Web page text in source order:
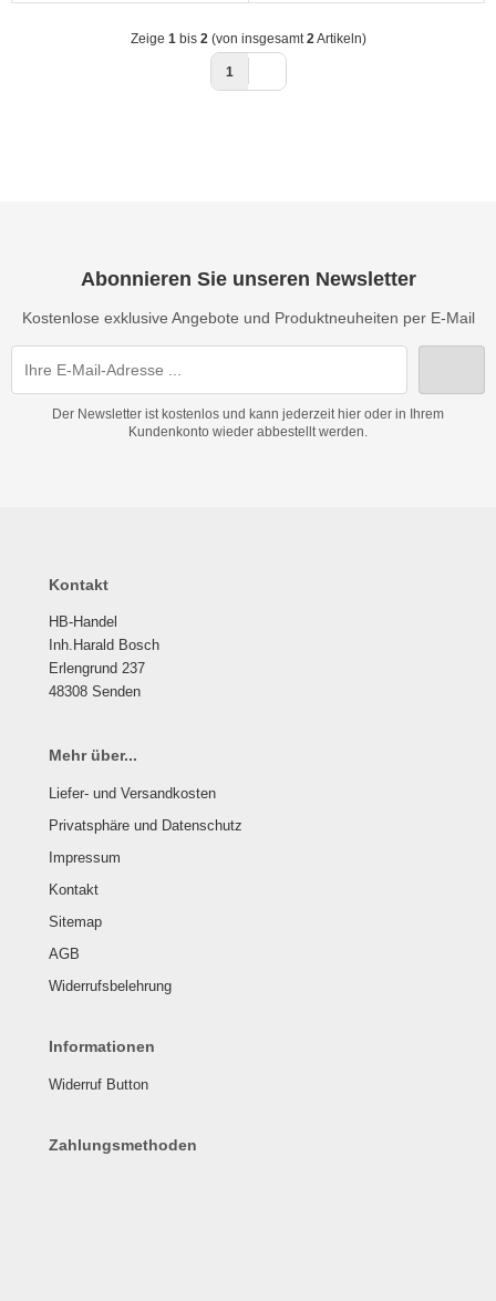
Zeige 1 bis 2 (von insgesamt 2 Artikeln)
1
Abonnieren Sie unseren Newsletter
Kostenlose exklusive Angebote und Produktneuheiten per E-Mail
Der Newsletter ist kostenlos und kann jederzeit hier oder in Ihrem
Kundenkonto wieder abbestellt werden.
Kontakt
HB-Handel
Inh.Harald Bosch
Erlengrund 237
48308 Senden
Mehr über...
Liefer- und Versandkosten
Privatsphäre und Datenschutz
Impressum
Kontakt
Sitemap
AGB
Widerrufsbelehrung
Informationen
Widerruf Button
Zahlungsmethoden